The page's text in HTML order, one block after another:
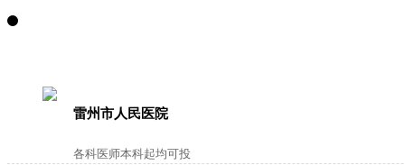
雷州市人民医院
各科医师本科起均可投